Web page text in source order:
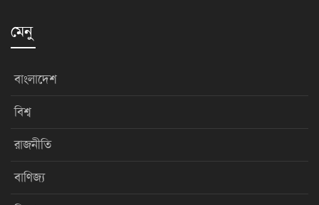
মেনু
বাংলাদেশ
বিশ্ব
রাজনীতি
বাণিজ্য